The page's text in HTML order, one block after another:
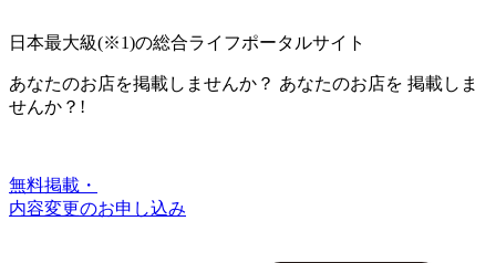
日本最大級(※1)の総合ライフポータルサイト
あなたのお店を掲載しませんか？ あなたのお店を 掲載しま
せんか？!
無料掲載・
内容変更のお申し込み